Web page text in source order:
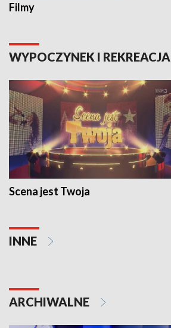
Filmy
WYPOCZYNEK I REKREACJA
Scena jest Twoja
INNE
ARCHIWALNE